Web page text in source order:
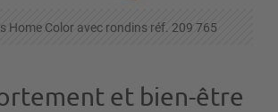
Home Color avec rondins réf. 209 765
et bien-être